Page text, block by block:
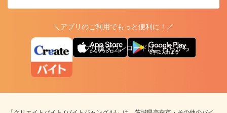
＼アプリのご利用でもっと便利に！／
アプリ版ダウンロードはこちらから